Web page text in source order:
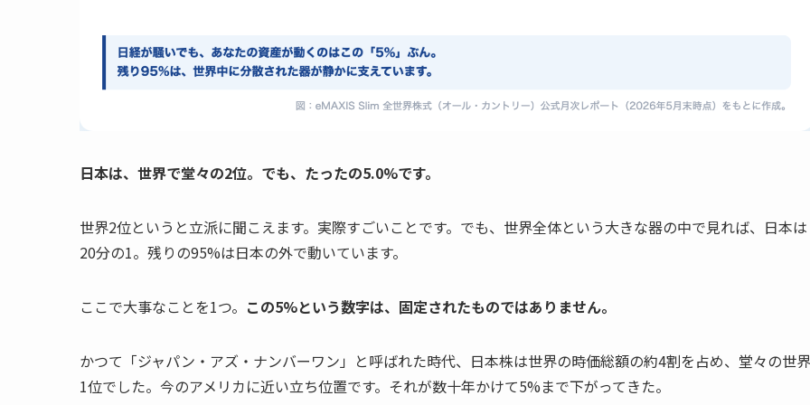
日本は、世界で堂々の2位。でも、たったの5.0%です。
世界2位というと立派に聞こえます。実際すごいことです。でも、世界全体という大きな器の中で見れば、日本は
20分の1。残りの95%は日本の外で動いています。
ここで大事なことを1つ。 この5%という数字は、固定されたものではありません。
かつて「ジャパン・アズ・ナンバーワン」と呼ばれた時代、日本株は世界の時価総額の約4割を占め、堂々の世界
1位でした。今のアメリカに近い立ち位置です。それが数十年かけて5%まで下がってきた。